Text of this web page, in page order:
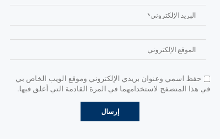
حفظ اسمي وعنوان بريدي الإلكتروني وموقع الويب الخاص بي
في هذا المتصفح لاستخدامهما في المرة القادمة التي أعلق فيها.